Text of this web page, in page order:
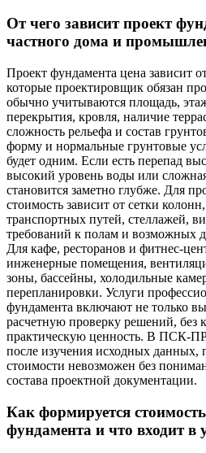
От чего зависит проект
частного дома и
Проект фундамента цена зависит
которые проектировщик обязан
обычно учитываются площадь,
перекрытия, кровля, наличие
сложность рельефа и состав
форму и нормальные грунтовые
будет одним. Если есть перепад
высокий уровень воды или
становится заметно глубже. Для
стоимость зависит от сетки
транспортных путей, стеллажей,
требований к полам и возможных
Для кафе, ресторанов и фитнес-
инженерные помещения,
зоны, бассейны, холодильные
перепланировки. Услуги
фундамента включают не только
расчетную проверку решений, без
практическую ценность. В ПСК-
после изучения исходных данных,
стоимости невозможен без
состава проектной документации.
Как формируется
фундамента и что входит в